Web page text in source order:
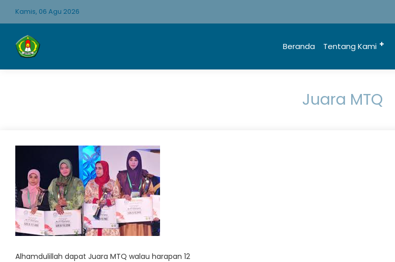
Kamis, 06 Agu 2026
Beranda Tentang Kami
Juara MTQ
Alhamdulillah dapat Juara MTQ walau harapan 12